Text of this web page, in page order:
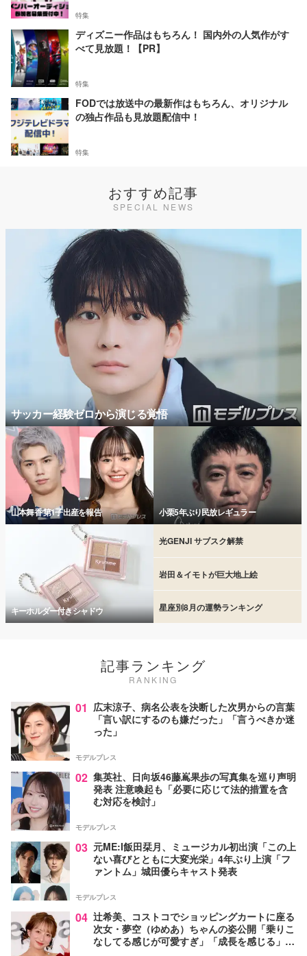
特集
ディズニー作品はもちろん！ 国内外の人気作がす
べて見放題！【PR】
特集
FODでは放送中の最新作はもちろん、オリジナル
の独占作品も見放題配信中！
特集
おすすめ記事
SPECIAL NEWS
サッカー経験ゼロから演じる覚悟
山本舞香 第1子出産を報告 小栗5年ぶり民放レギュラー
キーホルダー付きシャドウ
光GENJI サブスク解禁
岩田＆イモトが巨大地上絵
星座別8月の運勢ランキング
記事ランキング
RANKING
01 広末涼子、病名公表を決断した次男からの言葉
「言い訳にするのも嫌だった」「言うべきか迷
った」
モデルプレス
02 集英社、日向坂46藤嶌果歩の写真集を巡り声明
発表 注意喚起も「必要に応じて法的措置を含
む対応を検討」
モデルプレス
03 元ME:I飯田栞月、ミュージカル初出演「この上
ない喜びとともに大変光栄」4年ぶり上演「フ
ァントム」城田優らキャスト発表
モデルプレス
04 辻希美、コストコでショッピングカートに座る
次女・夢空（ゆめあ）ちゃんの姿公開「乗りこ
なしてる感じが可愛すぎ」「成長を感じる」の